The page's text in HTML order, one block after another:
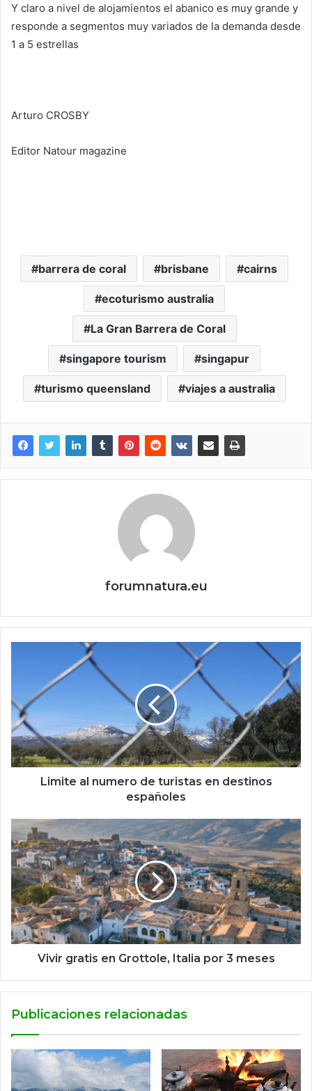
Y claro a nivel de alojamientos el abanico es muy grande y
responde a segmentos muy variados de la demanda desde
1 a 5 estrellas
Arturo CROSBY
Editor Natour magazine
barrera de coral brisbane cairns
ecoturismo australia
La Gran Barrera de Coral
singapore tourism singapur
turismo queensland viajes a australia
forumnatura.eu
Limite al numero de turistas en destinos
españoles
Vivir gratis en Grottole, Italia por 3 meses
Publicaciones relacionadas